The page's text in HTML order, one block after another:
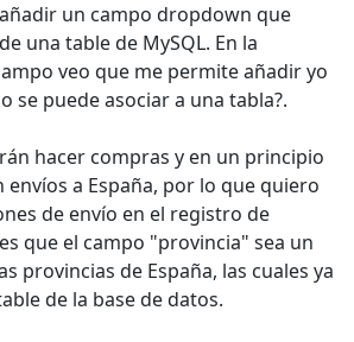
un campo dropdown que
una table de MySQL. En la
veo que me permite añadir yo
se puede asociar a una tabla?.
hacer compras y en un principio
a España, por lo que quiero
de envío en el registro de
que el campo "provincia" sea un
provincias de España, las cuales ya
de la base de datos.